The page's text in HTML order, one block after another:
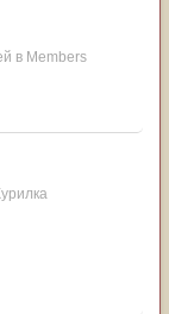
в Members